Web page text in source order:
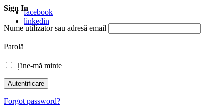
facebook
linkedin
Sign In
Nume utilizator sau adresă email
Parolă
Ține-mă minte
Forgot password?